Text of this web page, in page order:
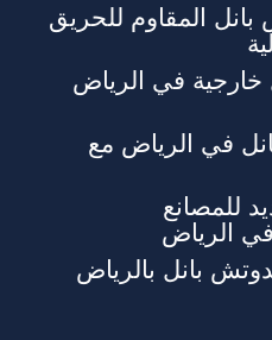
المقاوم للحريق
في الرياض
في الرياض مع
للمصانع
الرياض
بانل بالرياض